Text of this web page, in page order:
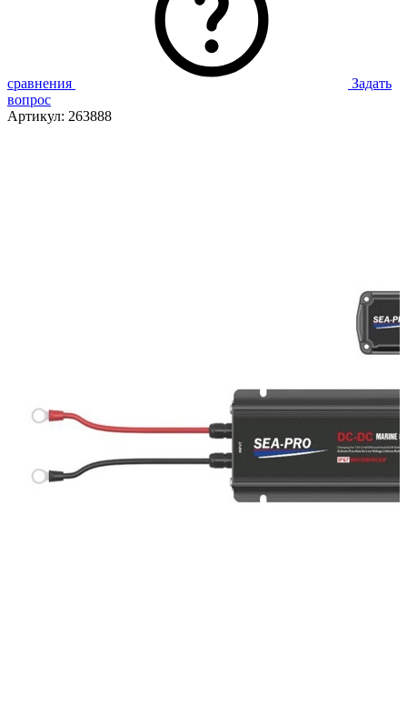
сравнения
Задать
вопрос
Артикул: 263888